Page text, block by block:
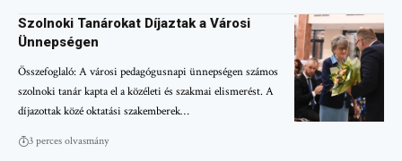
Szolnoki Tanárokat Díjaztak a Városi
Ünnepségen
Összefoglaló: A városi pedagógusnapi ünnepségen számos
szolnoki tanár kapta el a közéleti és szakmai elismerést. A
díjazottak közé oktatási szakemberek…
3 perces olvasmány